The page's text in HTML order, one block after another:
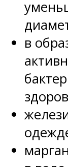
в